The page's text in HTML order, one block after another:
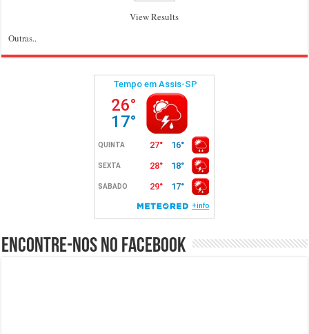
View Results
Outras..
Encontre-nos no Facebook